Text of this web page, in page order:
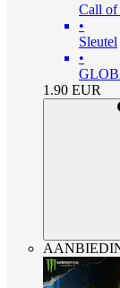
Call
•
Sleutel
•
1.90 EUR